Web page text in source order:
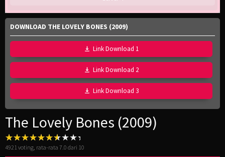
DOWNLOAD THE LOVELY BONES (2009)
Link Download 1
Link Download 2
Link Download 3
The Lovely Bones (2009)
4921voting, rata-rata 7.0 dari 10